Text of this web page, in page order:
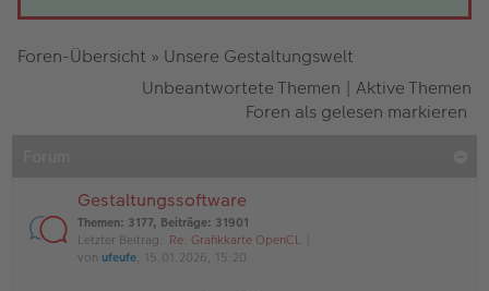
Foren-Übersicht » Unsere Gestaltungswelt
Unbeantwortete Themen | Aktive Themen
Foren als gelesen markieren
Gestaltungssoftware
Themen: 3177, Beiträge: 31901
Letzter Beitrag: Re: Grafikkarte OpenCL
von ufeufe, 15.01.2026, 15:20